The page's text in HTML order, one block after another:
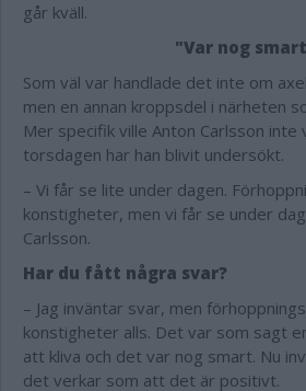
går kväll.
"Var nog
Som väl var handlade det inte om
men en annan kroppsdel i närheten
Mer specifik ville Anton Carlsson inte
torsdagen har han blivit undersökt.
– Vi får se lite under dagen.
konstigheter, men vi får se under
Carlsson.
Har du fått några svar?
– Jag inväntar svar, men
konstigheter alls. Det var som sagt
att kliva och det var nog smart. Nu
det verkar som att det är positivt.